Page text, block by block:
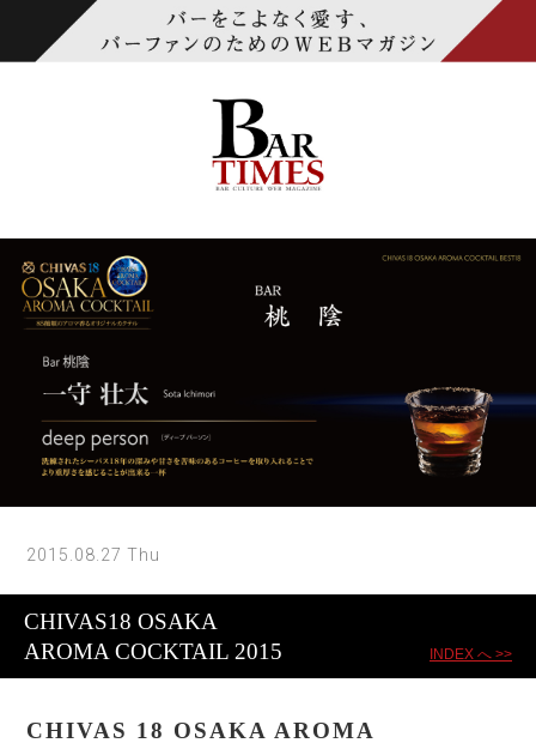
2015.08.27 Thu
CHIVAS18 OSAKA
AROMA COCKTAIL 2015
INDEX へ >>
CHIVAS 18 OSAKA AROMA